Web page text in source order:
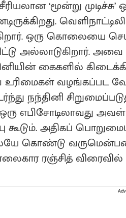
‘மூன்று
ஒரு கொலையை
அல்லாடுகிறார்.
கைகளில்
உரிமைகள் வழங்கப்பட
நந்தினி
எபிசோடிலாவது
கூடும். அதிகப்
கொண்டு
ரஞ்சித் விரைவில்